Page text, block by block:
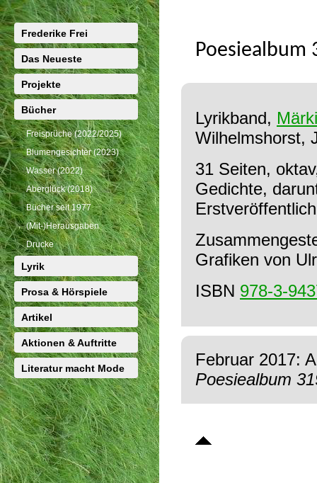
Poesiealbum
Lyrikband,
Wilhelmshorst,
31 Seiten,
Gedichte,
Grafiken von
ISBN 978-3-
Februar 2017:
Poesiealbum
Frederike Frei
Das Neueste
Projekte
Bücher
Freisprüche (2022/2025)
Blumengesichter (2023)
Wasser (2022)
Aberglück (2018)
Bücher seit 1977
(Mit-)Herausgaben
Drucke
Lyrik
Prosa & Hörspiele
Artikel
Aktionen & Auftritte
Literatur macht Mode